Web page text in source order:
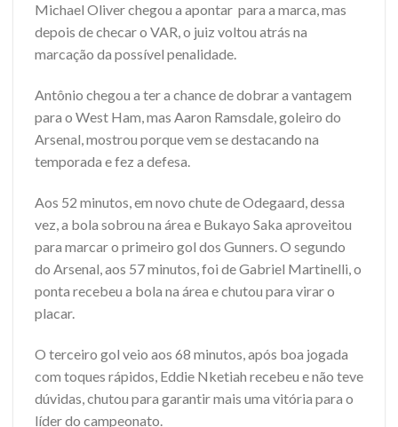
Michael Oliver chegou a apontar para a marca, mas
depois de checar o VAR, o juiz voltou atrás na
marcação da possível penalidade.
Antônio chegou a ter a chance de dobrar a vantagem
para o West Ham, mas Aaron Ramsdale, goleiro do
Arsenal, mostrou porque vem se destacando na
temporada e fez a defesa.
Aos 52 minutos, em novo chute de Odegaard, dessa
vez, a bola sobrou na área e Bukayo Saka aproveitou
para marcar o primeiro gol dos Gunners. O segundo
do Arsenal, aos 57 minutos, foi de Gabriel Martinelli, o
ponta recebeu a bola na área e chutou para virar o
placar.
O terceiro gol veio aos 68 minutos, após boa jogada
com toques rápidos, Eddie Nketiah recebeu e não teve
dúvidas, chutou para garantir mais uma vitória para o
líder do campeonato.